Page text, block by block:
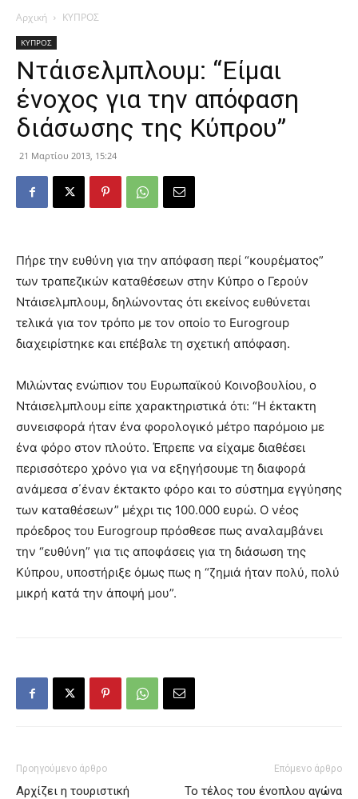
Αρχική ΚΥΠΡΟΣ
ΚΥΠΡΟΣ
Ντάισελμπλουμ: “Είμαι
ένοχος για την απόφαση
διάσωσης της Κύπρου”
21 Μαρτίου 2013, 15:24
Πήρε την ευθύνη για την απόφαση περί “κουρέματος”
των τραπεζικών καταθέσεων στην Κύπρο ο Γερούν
Ντάισελμπλουμ, δηλώνοντας ότι εκείνος ευθύνεται
τελικά για τον τρόπο με τον οποίο το Eurogroup
διαχειρίστηκε και επέβαλε τη σχετική απόφαση.
Μιλώντας ενώπιον του Ευρωπαϊκού Κοινοβουλίου, ο
Ντάισελμπλουμ είπε χαρακτηριστικά ότι: “Η έκτακτη
συνεισφορά ήταν ένα φορολογικό μέτρο παρόμοιο με
ένα φόρο στον πλούτο. Έπρεπε να είχαμε διαθέσει
περισσότερο χρόνο για να εξηγήσουμε τη διαφορά
ανάμεσα σ΄έναν έκτακτο φόρο και το σύστημα εγγύησης
των καταθέσεων” μέχρι τις 100.000 ευρώ. Ο νέος
πρόεδρος του Eurogroup πρόσθεσε πως αναλαμβάνει
την “ευθύνη” για τις αποφάσεις για τη διάσωση της
Κύπρου, υποστήριξε όμως πως η “ζημιά ήταν πολύ, πολύ
μικρή κατά την άποψή μου”.
Προηγούμενο άρθρο
Αρχίζει η τουριστική
Επόμενο άρθρο
Το τέλος του ένοπλου αγώνα